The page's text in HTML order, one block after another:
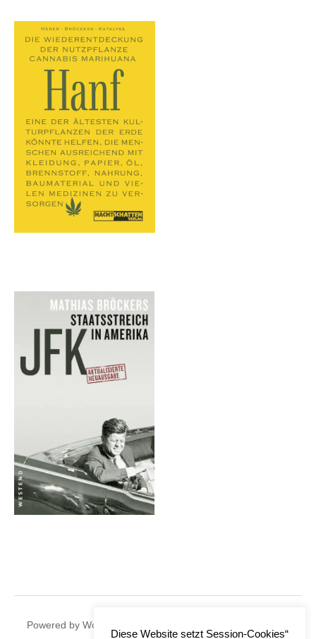
Powered by WordPress
Diese Website setzt Session-Cookies“